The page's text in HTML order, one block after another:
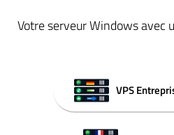
Votre serveur Windows avec
VPS